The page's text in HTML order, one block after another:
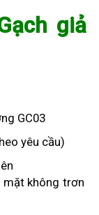
giả
GC03
yêu cầu)
mặt không trơn